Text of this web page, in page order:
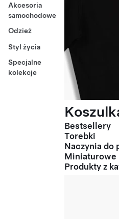
Akcesoria
samochodowe
Odzież
Styl życia
Specjalne
kolekcje
Bestsellery
Torebki
Naczynia do
Miniaturowe
Produkty z